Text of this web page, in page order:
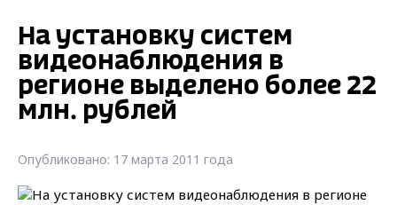
На установку систем
видеонаблюдения в
регионе выделено более 22
млн. рублей
Опубликовано: 17 марта 2011 года